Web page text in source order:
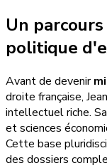
Un
politique
Avant de devenir
droite française,
intellectuel riche.
et sciences
Cette base
des dossiers